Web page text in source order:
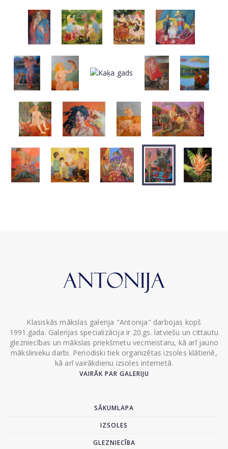
Klasiskās mākslas galerija "Antonija" darbojas kopš
1991.gada. Galerijas specializācija ir 20.gs. latviešu un cittautu
glezniecības un mākslas priekšmetu vecmeistaru, kā arī jauno
mākslinieku darbi. Periodiski tiek organizētas izsoles klātienē,
kā arī vairākdienu izsoles internetā.
VAIRĀK PAR GALERIJU
SĀKUMLAPA
IZSOLES
GLEZNIECĪBA